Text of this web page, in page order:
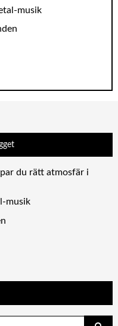
musik
du rätt atmosfär i
musik